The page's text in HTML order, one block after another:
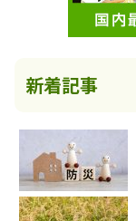
新着記事